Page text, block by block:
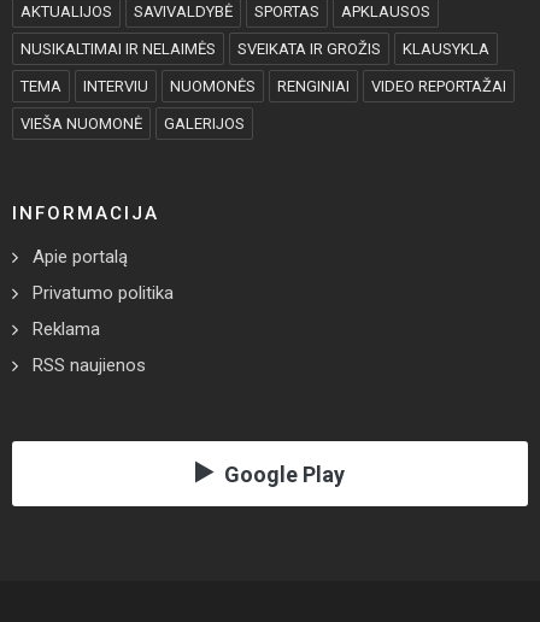
AKTUALIJOS SAVIVALDYBĖ SPORTAS APKLAUSOS
NUSIKALTIMAI IR NELAIMĖS SVEIKATA IR GROŽIS KLAUSYKLA
TEMA INTERVIU NUOMONĖS RENGINIAI VIDEO REPORTAŽAI
VIEŠA NUOMONĖ GALERIJOS
INFORMACIJA
Apie portalą
Privatumo politika
Reklama
RSS naujienos
Google Play